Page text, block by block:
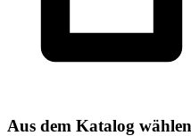
Aus dem Katalog wählen